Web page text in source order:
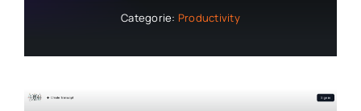
Categorie: Productivity